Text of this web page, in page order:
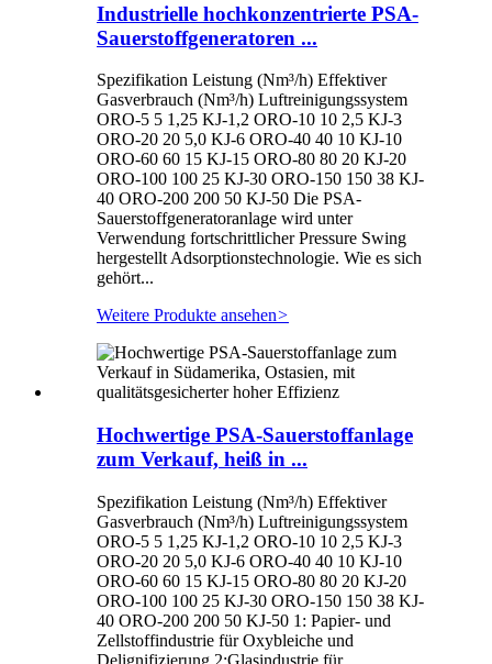
Industrielle hochkonzentrierte PSA-
Sauerstoffgeneratoren ...
Spezifikation Leistung (Nm³/h) Effektiver
Gasverbrauch (Nm³/h) Luftreinigungssystem
ORO-5 5 1,25 KJ-1,2 ORO-10 10 2,5 KJ-3
ORO-20 20 5,0 KJ-6 ORO-40 40 10 KJ-10
ORO-60 60 15 KJ-15 ORO-80 80 20 KJ-20
ORO-100 100 25 KJ-30 ORO-150 150 38 KJ-
40 ORO-200 200 50 KJ-50 Die PSA-
Sauerstoffgeneratoranlage wird unter
Verwendung fortschrittlicher Pressure Swing
hergestellt Adsorptionstechnologie. Wie es sich
gehört...
Weitere Produkte ansehen>
Hochwertige PSA-Sauerstoffanlage
zum Verkauf, heiß in ...
Spezifikation Leistung (Nm³/h) Effektiver
Gasverbrauch (Nm³/h) Luftreinigungssystem
ORO-5 5 1,25 KJ-1,2 ORO-10 10 2,5 KJ-3
ORO-20 20 5,0 KJ-6 ORO-40 40 10 KJ-10
ORO-60 60 15 KJ-15 ORO-80 80 20 KJ-20
ORO-100 100 25 KJ-30 ORO-150 150 38 KJ-
40 ORO-200 200 50 KJ-50 1: Papier- und
Zellstoffindustrie für Oxybleiche und
Delignifizierung 2:Glasindustrie für